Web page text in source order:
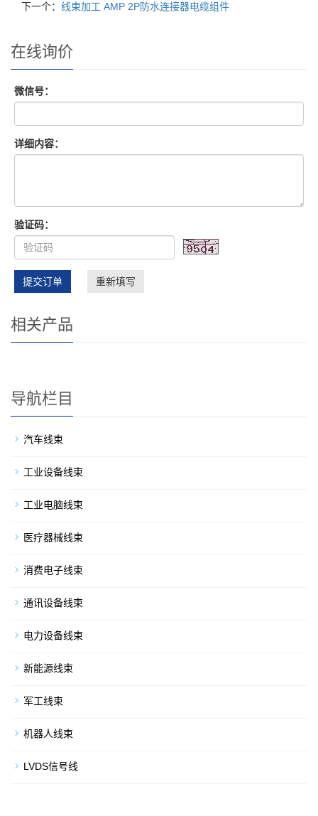
下一个： 线束加工 AMP 2P防水连接器电缆组件
在线询价
微信号：
详细内容：
验证码：
提交订单 重新填写
相关产品
导航栏目
汽车线束
工业设备线束
工业电脑线束
医疗器械线束
消费电子线束
通讯设备线束
电力设备线束
新能源线束
军工线束
机器人线束
LVDS信号线